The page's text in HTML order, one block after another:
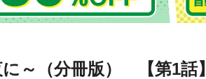
～（分冊版） 【第1話】